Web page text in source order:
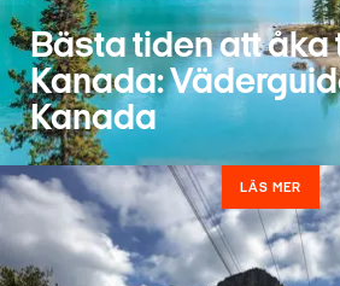
Bästa tiden att åka
Kanada:
Kanada
LÄS MER